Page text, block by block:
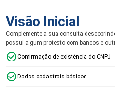
Visão Inicial
Complemente a sua consulta
possui algum protesto com bancos e
Confirmação de existência do CNPJ
Dados cadastrais básicos